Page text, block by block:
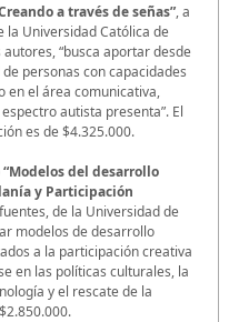
a través de señas”, a
la Universidad Católica de
“busca aportar desde
personas con capacidades
en el área comunicativa,
autista presenta”. El
es de $4.325.000.
“Modelos del desarrollo
y Participación
de la Universidad de
modelos de desarrollo
a la participación creativa
en las políticas culturales, la
y el rescate de la